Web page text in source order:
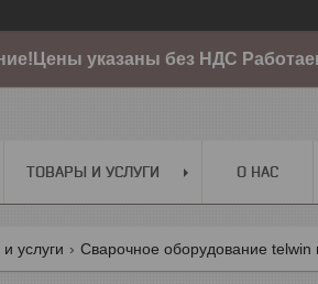
указаны без НДС
ТОВАРЫ И УСЛУГИ О НАС
услуги Сварочное оборудование telwin